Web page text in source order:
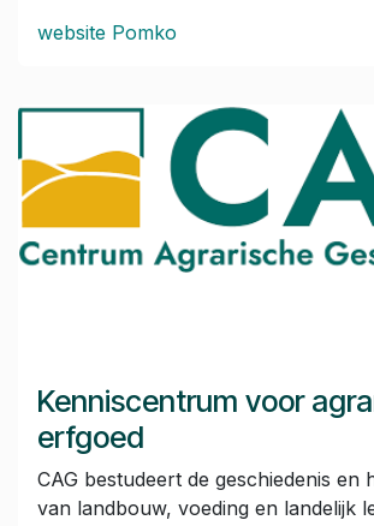
website Pomko
Kenniscentrum voor
erfgoed
CAG bestudeert de geschiedenis en
van landbouw, voeding en landelijk